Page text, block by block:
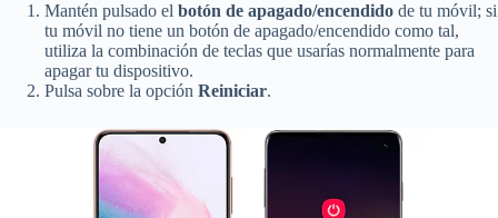
Mantén pulsado el botón de apagado/encendido de tu móvil; si
tu móvil no tiene un botón de apagado/encendido como tal,
utiliza la combinación de teclas que usarías normalmente para
apagar tu dispositivo.
Pulsa sobre la opción Reiniciar.